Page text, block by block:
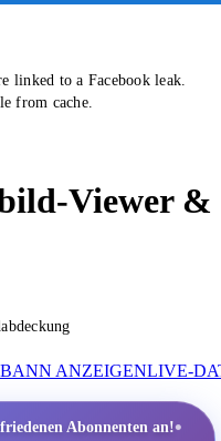
linked to a Facebook leak.
from cache.
Viewer &
ANZEIGENLIVE-
Abonnenten an!•